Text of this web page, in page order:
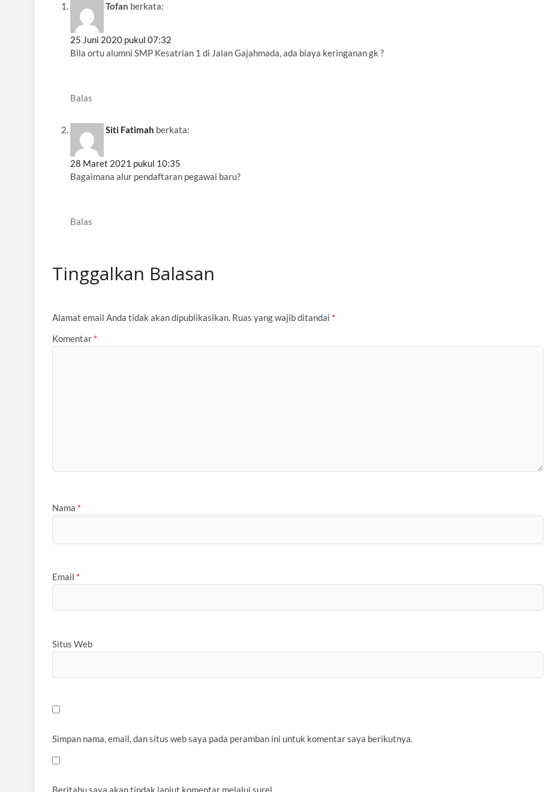
Tofan berkata:
25 Juni 2020 pukul 07:32
Bila ortu alumni SMP Kesatrian 1 di Jalan Gajahmada, ada biaya keringanan gk ?
Balas
Siti Fatimah berkata:
28 Maret 2021 pukul 10:35
Bagaimana alur pendaftaran pegawai baru?
Balas
Tinggalkan Balasan
Alamat email Anda tidak akan dipublikasikan. Ruas yang wajib ditandai *
Komentar *
Nama *
Email *
Situs Web
Simpan nama, email, dan situs web saya pada peramban ini untuk komentar saya berikutnya.
Beritahu saya akan tindak lanjut komentar melalui surel.